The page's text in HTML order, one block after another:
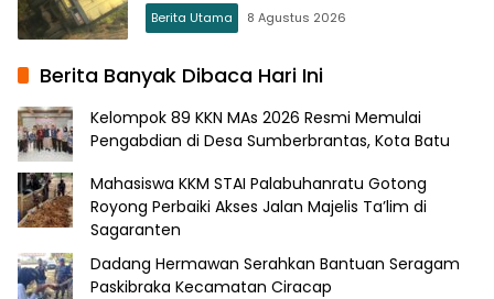
Berita Utama 8 Agustus 2026
Berita Banyak Dibaca Hari Ini
Kelompok 89 KKN MAs 2026 Resmi Memulai
Pengabdian di Desa Sumberbrantas, Kota Batu
Mahasiswa KKM STAI Palabuhanratu Gotong
Royong Perbaiki Akses Jalan Majelis Ta’lim di
Sagaranten
Dadang Hermawan Serahkan Bantuan Seragam
Paskibraka Kecamatan Ciracap